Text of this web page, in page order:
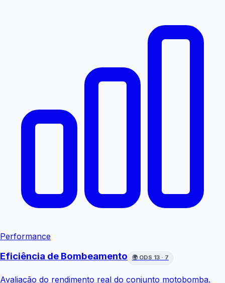
Performance
Eficiência de Bombeamento 🌍 ODS 13 · 7
Avaliação do rendimento real do conjunto motobomba.